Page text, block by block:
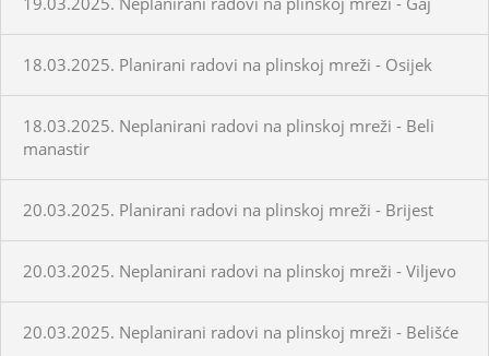
18.03.2025. Planirani radovi na plinskoj mreži - Osijek
18.03.2025. Neplanirani radovi na plinskoj mreži - Beli
manastir
20.03.2025. Planirani radovi na plinskoj mreži - Brijest
20.03.2025. Neplanirani radovi na plinskoj mreži - Viljevo
20.03.2025. Neplanirani radovi na plinskoj mreži - Belišće